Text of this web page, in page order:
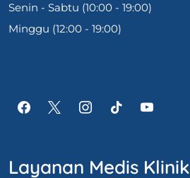
Senin - Sabtu (10:00 - 19:00)
Minggu (12:00 - 19:00)
Layanan Medis Klinik